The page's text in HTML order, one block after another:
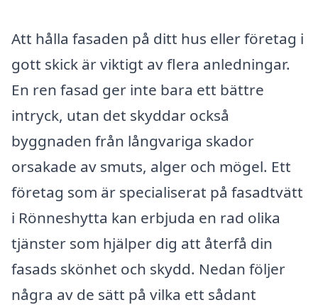
Att hålla fasaden på ditt hus eller företag i
gott skick är viktigt av flera anledningar.
En ren fasad ger inte bara ett bättre
intryck, utan det skyddar också
byggnaden från långvariga skador
orsakade av smuts, alger och mögel. Ett
företag som är specialiserat på fasadtvätt
i Rönneshytta kan erbjuda en rad olika
tjänster som hjälper dig att återfå din
fasads skönhet och skydd. Nedan följer
några av de sätt på vilka ett sådant